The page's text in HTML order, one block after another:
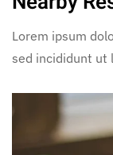
Lorem ipsum
sed incididunt ut